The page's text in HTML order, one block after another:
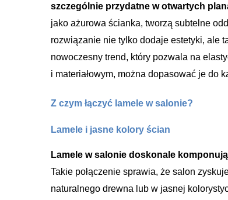
szczególnie przydatne w otwartych
jako ażurowa ścianka, tworzą subtelne
rozwiązanie nie tylko dodaje estetyki, ale
nowoczesny trend, który pozwala na
i materiałowym, można dopasować je do
Z czym łączyć lamele w salonie?
Lamele i jasne kolory ścian
Lamele w salonie doskonale
Takie połączenie sprawia, że salon
naturalnego drewna lub w jasnej